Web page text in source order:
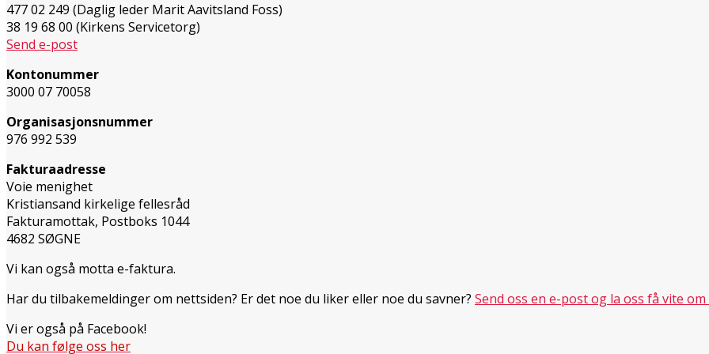
477 02 249 (Daglig leder Marit Aavitsland Foss)
38 19 68 00 (Kirkens Servicetorg)
Send e-post
Kontonummer
3000 07 70058
Organisasjonsnummer
976 992 539
Fakturaadresse
Voie menighet
Kristiansand kirkelige fellesråd
Fakturamottak, Postboks 1044
4682 SØGNE
Vi kan også motta e-faktura.
Har du tilbakemeldinger om nettsiden? Er det noe du liker eller noe du savner? Send oss en e-post og la oss få vite om
Vi er også på Facebook!
Du kan følge oss her